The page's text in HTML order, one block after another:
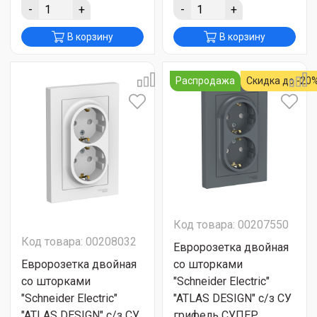
- +
В корзину
- +
В корзину
Код товара: 00208032
Евророзетка двойная
со шторками
"Schneider Electric"
Распродажа Скидка до -
Код товара: 00207550
Евророзетка двойная
со шторками
"Schneider Electric"
"ATLAS DESIGN" с/з СУ